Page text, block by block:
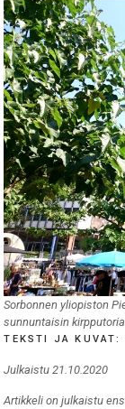
Sorbonnen yliopiston
sunnuntaisin
TEKSTI JA KUVAT:
Julkaistu 21.10.2020
Artikkeli on julkaistu